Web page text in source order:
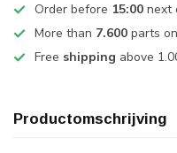
Order before 15:00 next
More than 7.600 parts
Free shipping above
Productomschrijving